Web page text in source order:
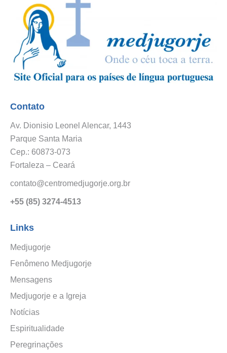
Contato
Av. Dionisio Leonel Alencar, 1443
Parque Santa Maria
Cep.: 60873-073
Fortaleza – Ceará
contato@centromedjugorje.org.br
+55 (85) 3274-4513
Links
Medjugorje
Fenômeno Medjugorje
Mensagens
Medjugorje e a Igreja
Notícias
Espiritualidade
Peregrinações